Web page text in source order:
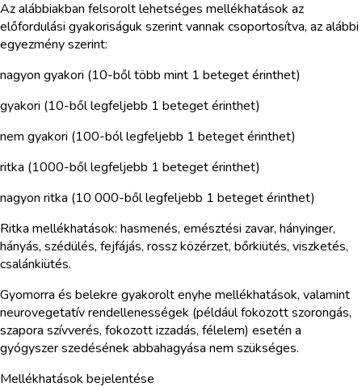
Az alábbiakban felsorolt lehetséges mellékhatások az
előfordulási gyakoriságuk szerint vannak csoportosítva, az alábbi
egyezmény szerint:
nagyon gyakori (10-ből több mint 1 beteget érinthet)
gyakori (10-ből legfeljebb 1 beteget érinthet)
nem gyakori (100-ból legfeljebb 1 beteget érinthet)
ritka (1000-ből legfeljebb 1 beteget érinthet)
nagyon ritka (10 000-ből legfeljebb 1 beteget érinthet)
Ritka mellékhatások: hasmenés, emésztési zavar, hányinger,
hányás, szédülés, fejfájás, rossz közérzet, bőrkiütés, viszketés,
csalánkiütés.
Gyomorra és belekre gyakorolt enyhe mellékhatások, valamint
neurovegetatív rendellenességek (például fokozott szorongás,
szapora szívverés, fokozott izzadás, félelem) esetén a
gyógyszer szedésének abbahagyása nem szükséges.
Mellékhatások bejelentése